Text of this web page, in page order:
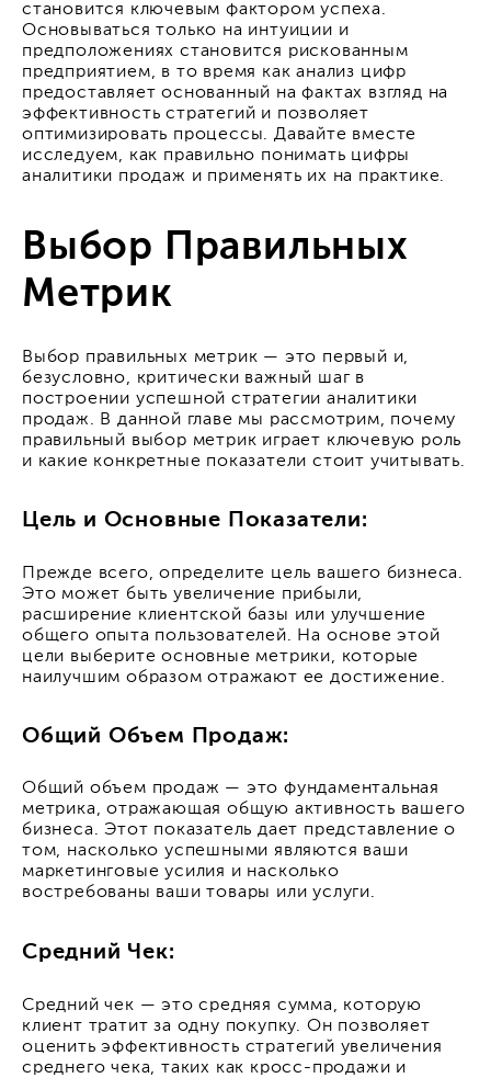
становится ключевым фактором успеха.
Основываться только на интуиции и
предположениях становится рискованным
предприятием, в то время как анализ цифр
предоставляет основанный на фактах взгляд на
эффективность стратегий и позволяет
оптимизировать процессы. Давайте вместе
исследуем, как правильно понимать цифры
аналитики продаж и применять их на практике.
Выбор Правильных
Метрик
Выбор правильных метрик — это первый и,
безусловно, критически важный шаг в
построении успешной стратегии аналитики
продаж. В данной главе мы рассмотрим, почему
правильный выбор метрик играет ключевую роль
и какие конкретные показатели стоит учитывать.
Цель и Основные Показатели:
Прежде всего, определите цель вашего бизнеса.
Это может быть увеличение прибыли,
расширение клиентской базы или улучшение
общего опыта пользователей. На основе этой
цели выберите основные метрики, которые
наилучшим образом отражают ее достижение.
Общий Объем Продаж:
Общий объем продаж — это фундаментальная
метрика, отражающая общую активность вашего
бизнеса. Этот показатель дает представление о
том, насколько успешными являются ваши
маркетинговые усилия и насколько
востребованы ваши товары или услуги.
Средний Чек:
Средний чек — это средняя сумма, которую
клиент тратит за одну покупку. Он позволяет
оценить эффективность стратегий увеличения
среднего чека, таких как кросс-продажи и